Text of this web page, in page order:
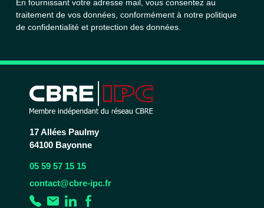
En fournissant votre adresse mail, vous consentez au
traitement de vos données, conformément à notre politique
de confidentialité et protection des données.
17 Allées Paulmy
64100 Bayonne
05 59 57 15 15
contact@cbre-ipc.fr